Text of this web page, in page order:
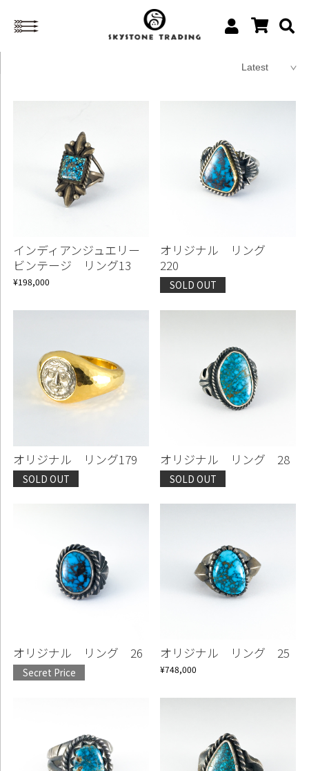
インディアンジュエリー
ビンテージ リング13
¥198,000
オリジナル リング
220
SOLD OUT
オリジナル リング179
SOLD OUT
オリジナル リング 28
SOLD OUT
オリジナル リング 26
Secret Price
オリジナル リング 25
¥748,000